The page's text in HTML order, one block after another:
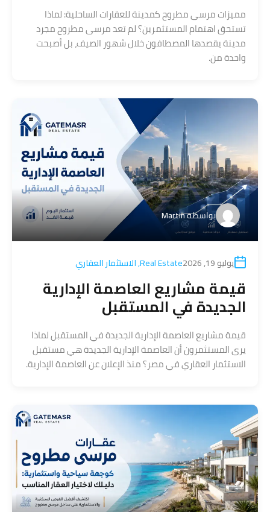
مميزات مرسى مطروح كمدينة للعقارات الساحلية: لماذا
تستحق اهتمام المستثمرين؟ لم تعد مرسى مطروح مجرد
مدينة يقصدها المصطافون خلال شهور الصيف، بل أصبحت
واحدة من.
بواسطةMartin
يوليو 19, 2026 Real Estate
,الاستثمار العقاري
قيمة مشاريع العاصمة الإدارية
الجديدة في المستقبل
قيمة مشاريع العاصمة الإدارية الجديدة في المستقبل لماذا
يرى المستثمرون أن العاصمة الإدارية الجديدة هي مستقبل
الاستثمار العقاري في مصر؟ منذ الإعلان عن العاصمة الإدارية.